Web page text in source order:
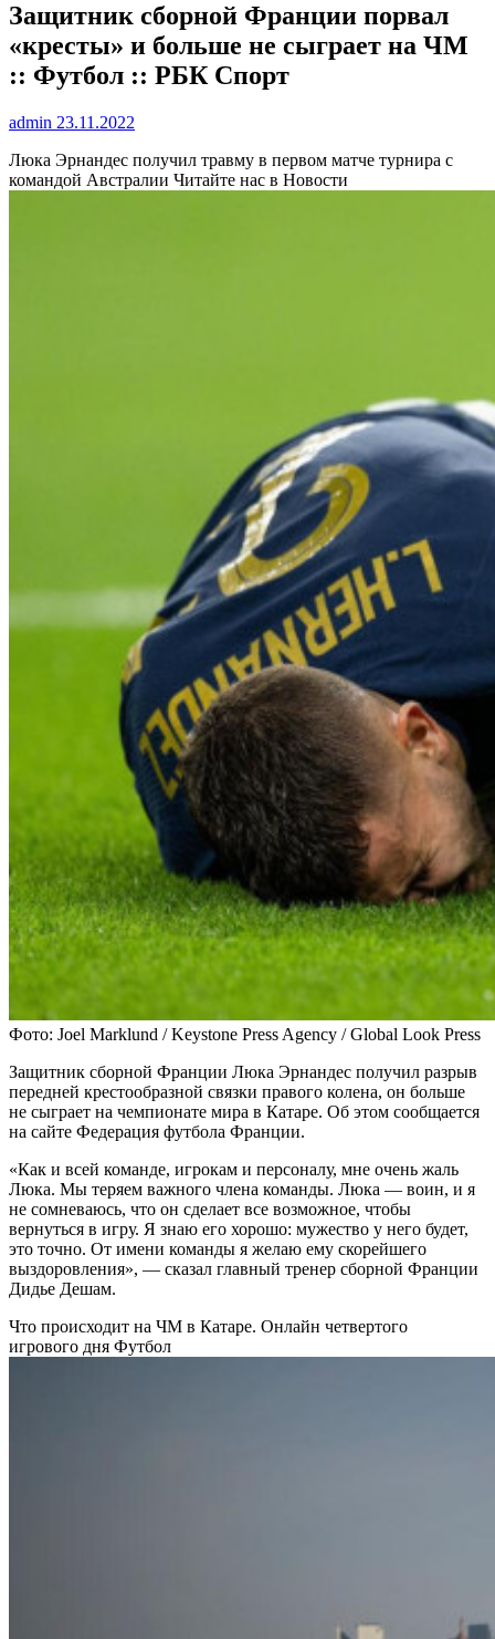
Защитник сборной Франции порвал
«кресты» и больше не сыграет на ЧМ
:: Футбол :: РБК Спорт
admin 23.11.2022
Люка Эрнандес получил травму в первом матче турнира с
командой Австралии Читайте нас в Новости
Фото: Joel Marklund / Keystone Press Agency / Global Look Press
Защитник сборной Франции Люка Эрнандес получил разрыв
передней крестообразной связки правого колена, он больше
не сыграет на чемпионате мира в Катаре. Об этом сообщается
на сайте Федерация футбола Франции.
«Как и всей команде, игрокам и персоналу, мне очень жаль
Люка. Мы теряем важного члена команды. Люка — воин, и я
не сомневаюсь, что он сделает все возможное, чтобы
вернуться в игру. Я знаю его хорошо: мужество у него будет,
это точно. От имени команды я желаю ему скорейшего
выздоровления», — сказал главный тренер сборной Франции
Дидье Дешам.
Что происходит на ЧМ в Катаре. Онлайн четвертого
игрового дня Футбол